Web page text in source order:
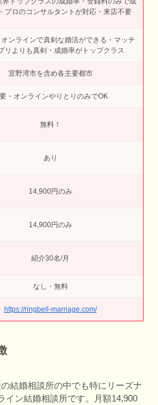
プロのコンサルタントが対応・来店不要
ンラインで真剣な婚活ができる・マッチ
リよりも真剣・成婚率がトップクラス
宜野湾市を含め各主要都市
・オンラインやりとりのみでOK
無料！
あり
14,900円のみ
14,900円のみ
紹介30名/月
なし・無料
https://ringbell-marriage.com/
結婚相談所の中でも特にリーズナ
イン結婚相談所です。月額14,900